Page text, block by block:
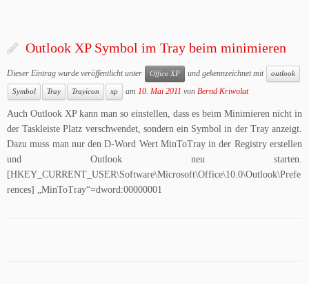
Outlook XP Symbol im Tray beim minimieren
Dieser Eintrag wurde veröffentlicht unter Office XP und gekennzeichnet mit outlook
Symbol Tray Trayicon xp am 10. Mai 2011 von Bernd Kriwolat
Auch Outlook XP kann man so einstellen, dass es beim Minimieren nicht in
der Taskleiste Platz verschwendet, sondern ein Symbol in der Tray anzeigt.
Dazu muss man nur den D-Word Wert MinToTray in der Registry erstellen
und Outlook neu starten.
[HKEY_CURRENT_USER\Software\Microsoft\Office\10.0\Outlook\Prefe
rences] „MinToTray“=dword:00000001